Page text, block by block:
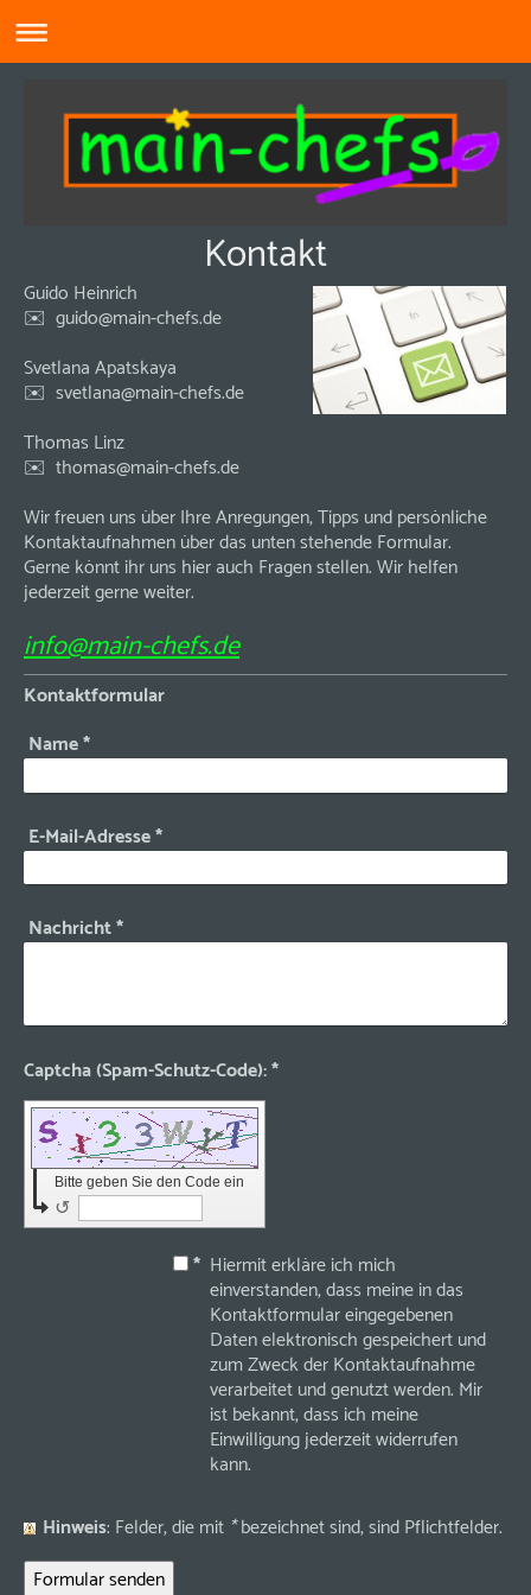
Kontakt
Guido Heinrich
✉️ guido@main-chefs.de
Svetlana Apatskaya
✉️ svetlana@main-chefs.de
Thomas Linz
✉️ thomas@main-chefs.de
Wir freuen uns über Ihre Anregungen, Tipps und persönliche
Kontaktaufnahmen über das unten stehende Formular.
Gerne könnt ihr uns hier auch Fragen stellen. Wir helfen
jederzeit gerne weiter.
info@main-chefs.de
Kontaktformular
Name*
E-Mail-Adresse*
Nachricht*
Captcha (Spam-Schutz-Code): *
Bitte geben Sie den Code ein
↺
* Hiermit erkläre ich mich
einverstanden, dass meine in das
Kontaktformular eingegebenen
Daten elektronisch gespeichert und
zum Zweck der Kontaktaufnahme
verarbeitet und genutzt werden. Mir
ist bekannt, dass ich meine
Einwilligung jederzeit widerrufen
kann.
Hinweis : Felder, die mit *bezeichnet sind, sind Pflichtfelder.